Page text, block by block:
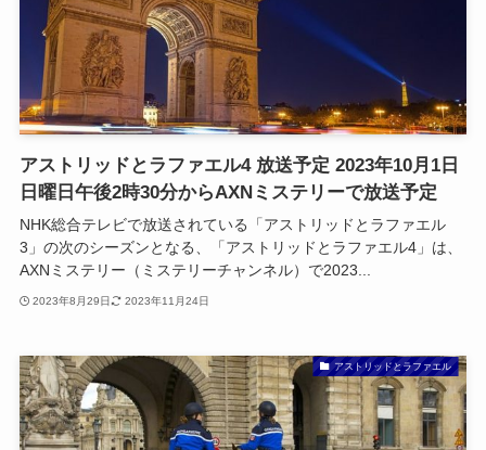
アストリッドとラファエル4 放送予定 2023年10月1日
日曜日午後2時30分からAXNミステリーで放送予定
NHK総合テレビで放送されている「アストリッドとラファエル
3」の次のシーズンとなる、「アストリッドとラファエル4」は、
AXNミステリー（ミステリーチャンネル）で2023...
2023年8月29日 2023年11月24日
アストリッドとラファエル